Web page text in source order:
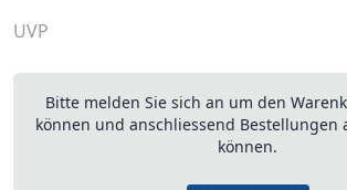
UVP
Bitte melden Sie sich an um den
können und anschliessend Bestellungen
können.